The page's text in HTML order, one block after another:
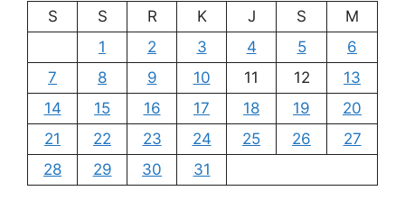
S
S R K J S
M
1
2 3 4 5
6
7
8 9 10 11 12
13
14
15 16 17 18 19
20
21
22 23 24 25 26
27
28
29 30 31